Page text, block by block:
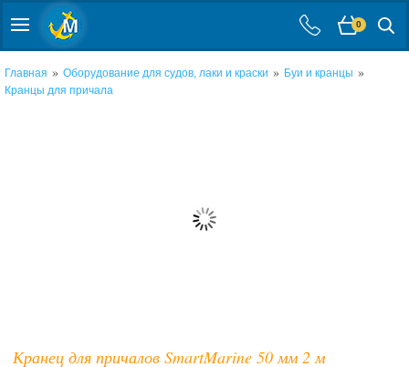
0
Главная » Оборудование для судов, лаки и краски » Буи и кранцы »
Кранцы для причала
Кранец для причалов SmartMarine 50 мм 2 м